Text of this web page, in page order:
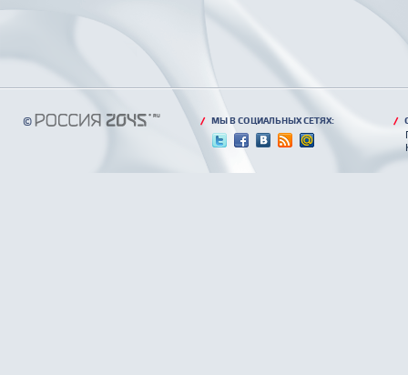
© / МЫ В СОЦИАЛЬНЫХ СЕТЯХ: /